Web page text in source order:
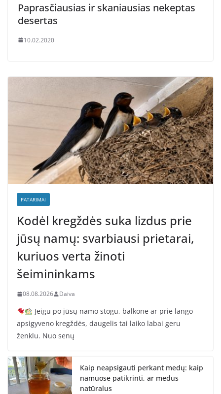
Paprasčiausias ir skaniausias nekeptas
desertas
10.02.2020
PATARIMAI
Kodėl kregždės suka lizdus prie
jūsų namų: svarbiausi prietarai,
kuriuos verta žinoti
šeimininkams
08.08.2026 Daiva
Jeigu po jūsų namo stogu, balkone ar prie lango
apsigyveno kregždės, daugelis tai laiko labai geru
ženklu. Nuo senų
Kaip neapsigauti perkant medų: kaip
namuose patikrinti, ar medus
natūralus